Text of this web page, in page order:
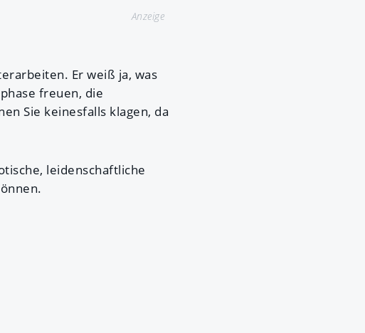
Anzeige
Er weiß ja, was
freuen, die
Sie keinesfalls klagen, da
leidenschaftliche